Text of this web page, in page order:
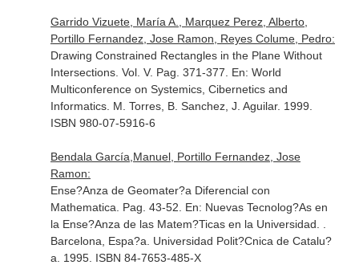
Garrido Vizuete, María A., Marquez Perez, Alberto,
Portillo Fernandez, Jose Ramon, Reyes Colume, Pedro:
Drawing Constrained Rectangles in the Plane Without
Intersections. Vol. V. Pag. 371-377. En: World
Multiconference on Systemics, Cibernetics and
Informatics. M. Torres, B. Sanchez, J. Aguilar. 1999.
ISBN 980-07-5916-6
Bendala García,Manuel, Portillo Fernandez, Jose
Ramon:
Ense?Anza de Geomater?a Diferencial con
Mathematica. Pag. 43-52. En: Nuevas Tecnolog?As en
la Ense?Anza de las Matem?Ticas en la Universidad
Barcelona, Espa?a. Universidad Polit?Cnica de Catalu?
a. 1995. ISBN 84-7653-485-X